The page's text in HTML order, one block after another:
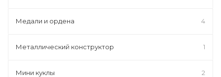
Медали и ордена 4
Металлический конструктор 1
Мини куклы 2